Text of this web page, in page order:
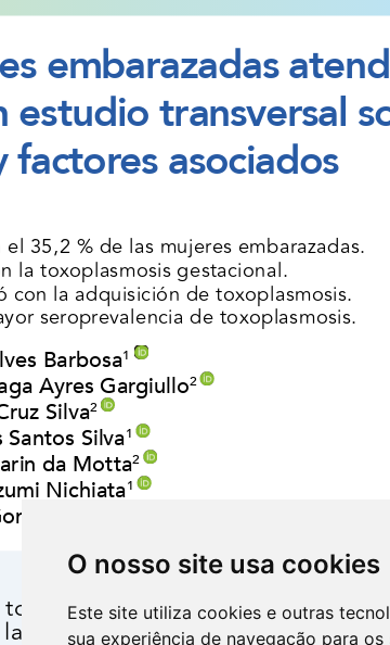
O nosso site usa cookies
Este site utiliza cookies e outras
sua experiência de navegação para